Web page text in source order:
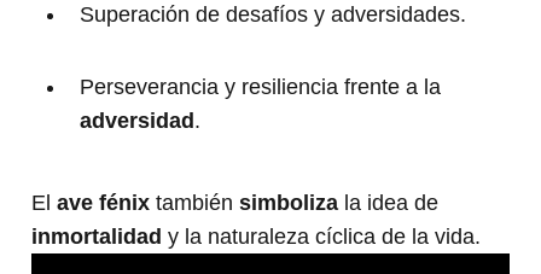
Superación de desafíos y adversidades.
Perseverancia y resiliencia frente a la
adversidad.
El ave fénix también simboliza la idea de
inmortalidad y la naturaleza cíclica de la vida.